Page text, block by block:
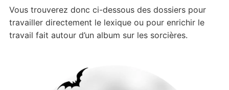
Vous trouverez donc ci-dessous des dossiers pour
travailler directement le lexique ou pour enrichir le
travail fait autour d’un album sur les sorcières.